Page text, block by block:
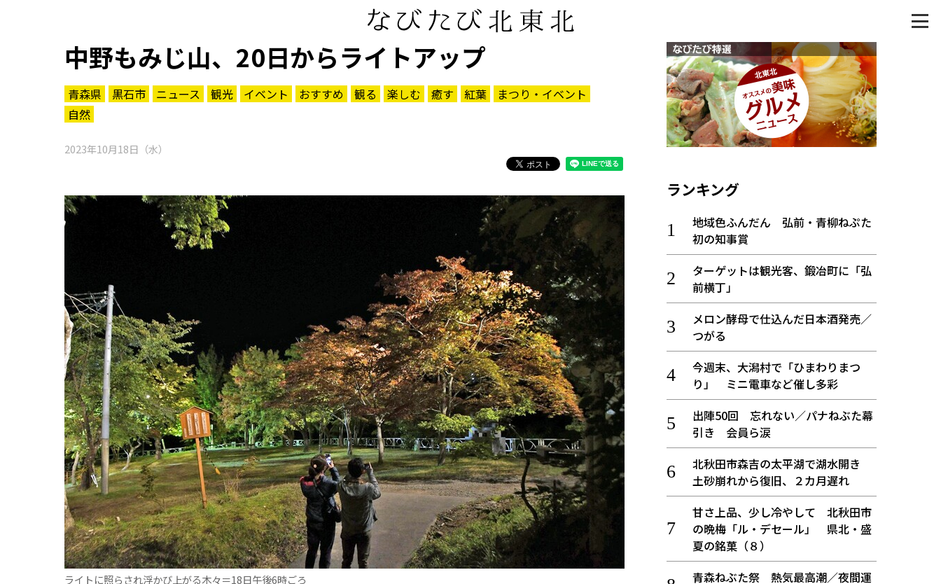
中野もみじ山、20日からライトアップ
青森県 黒石市 ニュース 観光 イベント おすすめ 観る 楽しむ 癒す 紅葉
まつり・イベント
自然
2023年10月18日（水）
ライトに照らされ浮かび上がる木々＝18日午後6時ごろ
ランキング
地域色ふんだん 弘前・青柳ねぷた
初の知事賞
ターゲットは観光客、鍛冶町に「弘
前横丁」
メロン酵母で仕込んだ日本酒発売／
つがる
今週末、大潟村で「ひまわりまつ
り」 ミニ電車など催し多彩
出陣50回 忘れない／パナねぶた幕
引き 会員ら涙
北秋田市森吉の太平湖で湖水開き
土砂崩れから復旧、２カ月遅れ
甘さ上品、少し冷やして 北秋田市
の晩梅「ル・デセール」 県北・盛
夏の銘菓（８）
青森ねぶた祭 熱気最高潮／夜間運
パワースポット
まつり・イベント
おみやげ・特産
道の駅・産直
アウトドア・レジャー
ご当地グルメ